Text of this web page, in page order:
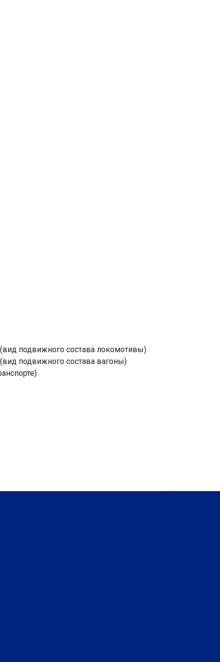
подвижного состава локомотивы)
подвижного состава вагоны)